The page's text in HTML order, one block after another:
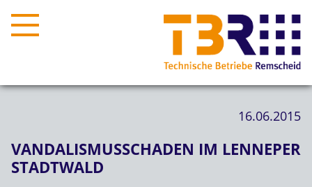
16.06.2015
VANDALISMUSSCHADEN IM LENNEPER
STADTWALD